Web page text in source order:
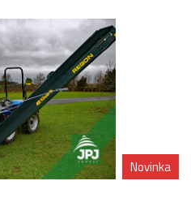
Novinka